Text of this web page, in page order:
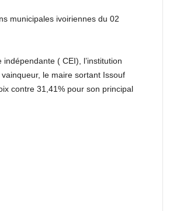
municipales ivoiriennes du 02
( CEI), l’institution
le maire sortant Issouf
contre 31,41% pour son principal